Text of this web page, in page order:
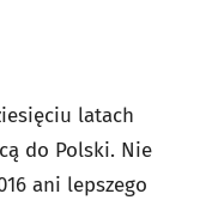
latach
do Polski. Nie
ani lepszego